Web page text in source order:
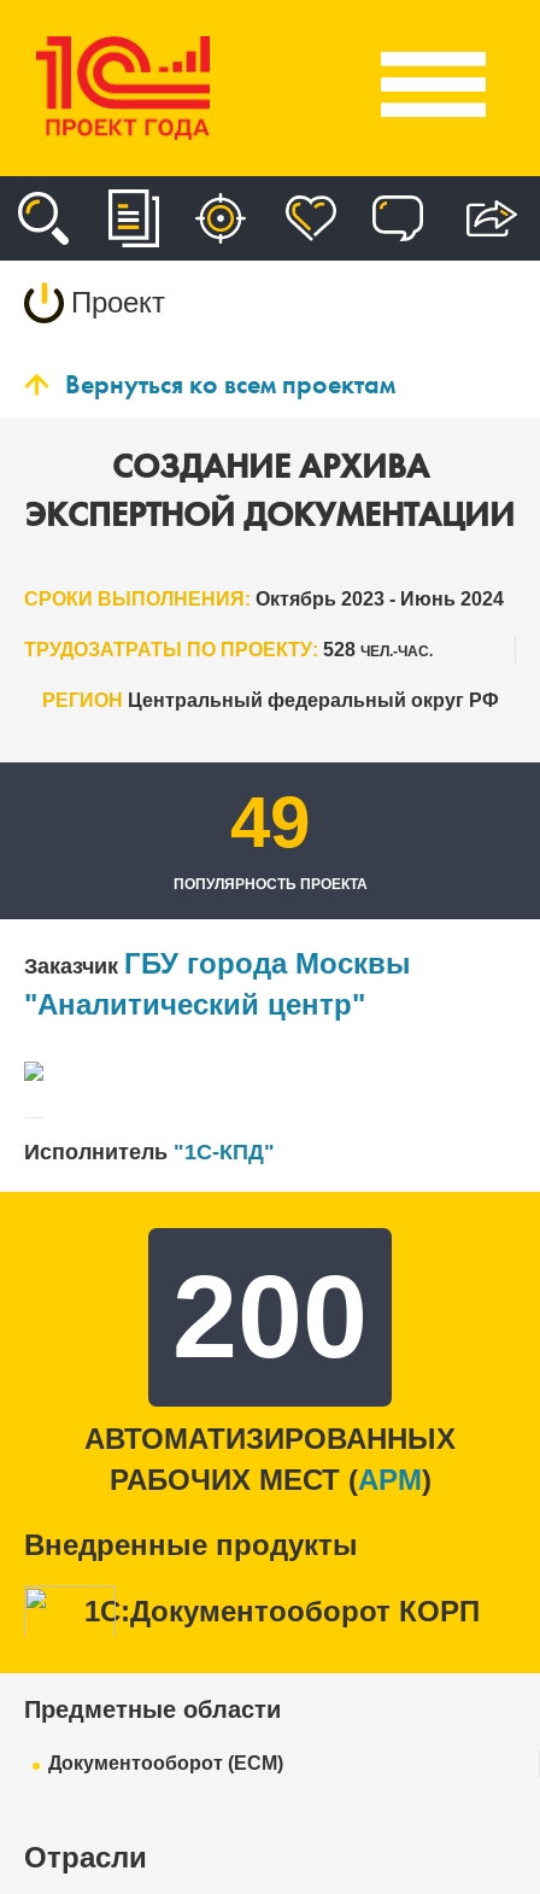
Проект
Вернуться ко всем проектам
СОЗДАНИЕ АРХИВА
ЭКСПЕРТНОЙ ДОКУМЕНТАЦИИ
СРОКИ ВЫПОЛНЕНИЯ: Октябрь 2023 - Июнь 2024
ТРУДОЗАТРАТЫ ПО ПРОЕКТУ: 528 ЧЕЛ.-ЧАС.
РЕГИОН Центральный федеральный округ РФ
49
ПОПУЛЯРНОСТЬ ПРОЕКТА
Заказчик ГБУ города Москвы
"Аналитический центр"
Исполнитель "1С-КПД"
200
АВТОМАТИЗИРОВАННЫХ
РАБОЧИХ МЕСТ (APM)
Внедренные продукты
1С:Документооборот КОРП
Предметные области
Документооборот (ECM)
Отрасли